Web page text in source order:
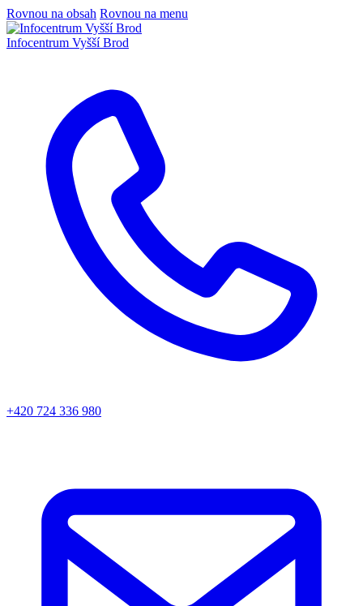
Rovnou na obsah Rovnou na menu
Infocentrum Vyšší Brod
+420 724 336 980